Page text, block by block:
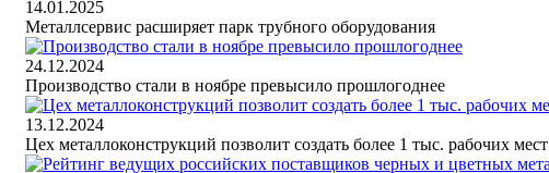
14.01.2025
Металлсервис расширяет парк трубного оборудования
24.12.2024
Производство стали в ноябре превысило прошлогоднее
13.12.2024
Цех металлоконструкций позволит создать более 1 тыс. рабочих мест